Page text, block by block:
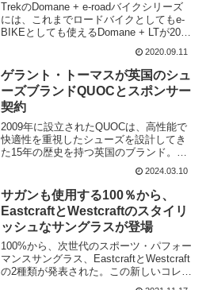
TrekのDomane + e-roadバイクシリーズ
には、これまでロードバイクとしてもe-
BIKEとしても使えるDomane + LTが2019
年12月に発売。Domane + LTをパワーア
ップした新しいDomane + HPも発売さ
れ...
2020.09.11
ゲラント・トーマスが英国のシュ
ーズブランドQUOCとスポンサー
契約
2009年に設立されたQUOCは、高性能で
快適性を重視したシューズを設計してき
た15年の歴史を持つ英国のブランド。
QUOCは INEOS Grenadiersのゲラント・
トーマスとの2024年と2025年のレースシ
ーズンにわたる2年間のスポ...
2024.03.10
サガンも使用する100％から、
EastcraftとWestcraftのスタイリ
ッシュなサングラスが登場
100%から、次世代のスポーツ・パフォー
マンスサングラス、EastcraftとWestcraft
の2種類が発表された。この新しいコレク
ションは、豊かなレースの伝統をベース